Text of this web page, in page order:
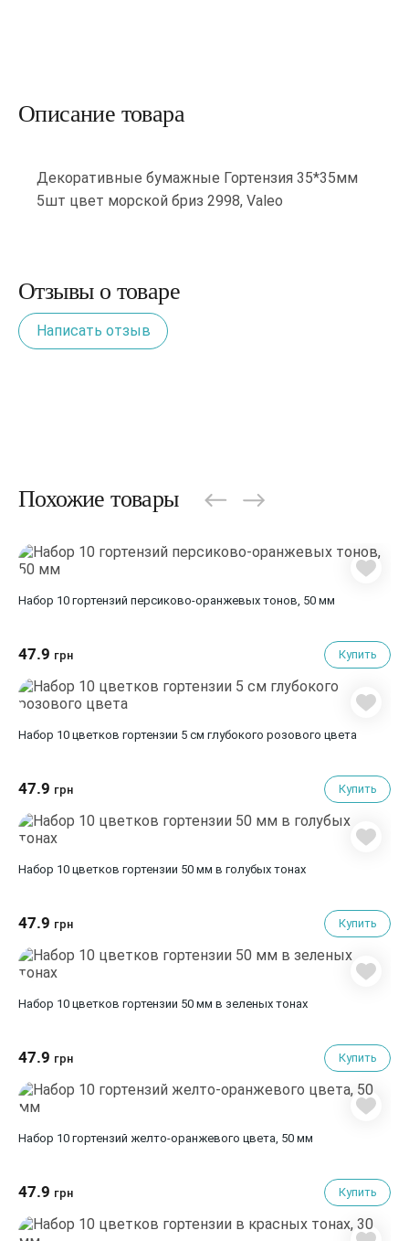
Описание товара
Декоративные бумажные Гортензия 35*35мм
5шт цвет морской бриз 2998, Valeo
Отзывы о товаре
Написать отзыв
Похожие товары
Набор 10 гортензий персиково-оранжевых тонов, 50 мм
47.9 грн Купить
Набор 10 цветков гортензии 5 см глубокого розового цвета
47.9 грн Купить
Набор 10 цветков гортензии 50 мм в голубых тонах
47.9 грн Купить
Набор 10 цветков гортензии 50 мм в зеленых тонах
47.9 грн Купить
Набор 10 гортензий желто-оранжевого цвета, 50 мм
47.9 грн Купить